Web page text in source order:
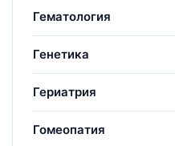
Гематология
Генетика
Гериатрия
Гомеопатия